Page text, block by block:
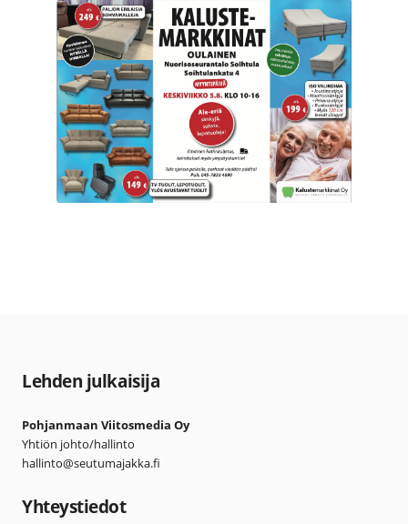
Lehden julkaisija
Pohjanmaan Viitosmedia Oy
Yhtiön johto/hallinto
hallinto@seutumajakka.fi
Yhteystiedot